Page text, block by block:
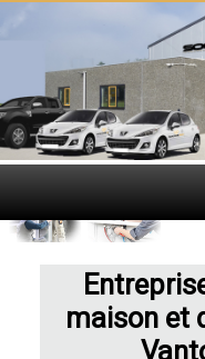
maison et